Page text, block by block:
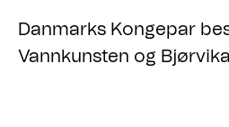
Danmarks Kongepar
Vannkunsten og Bjørvika